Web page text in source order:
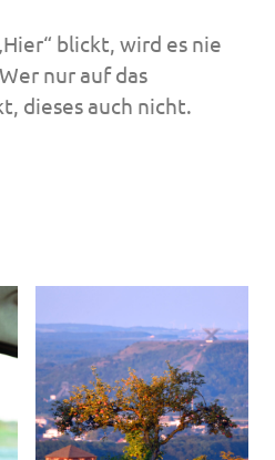
blickt, wird es nie
nur auf das
dieses auch nicht.